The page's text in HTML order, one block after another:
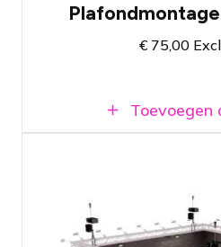
€ 75,00
Toevoegen